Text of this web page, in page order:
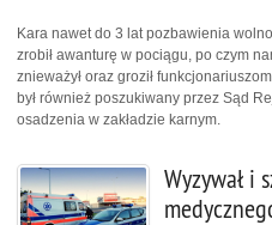
Kara nawet do 3 lat pozbawienia
zrobił awanturę w pociągu, po czym
znieważył oraz groził
był również poszukiwany przez Sąd
osadzenia w zakładzie karnym.
Wyzywał i